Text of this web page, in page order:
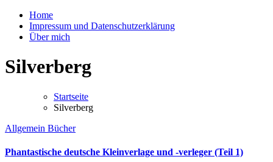
Home
Impressum und Datenschutzerklärung
Über mich
Silverberg
Startseite
Silverberg
Allgemein Bücher
Phantastische deutsche Kleinverlage und -verleger (Teil 1)